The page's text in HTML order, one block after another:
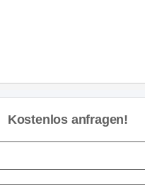
Kostenlos anfragen!